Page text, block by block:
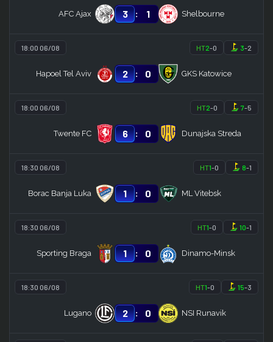
AFC Ajax 3 : 1 Shelbourne
18:00 06/08 HT2-0 3-2
Hapoel Tel Aviv 2 : 0 GKS Katowice
18:00 06/08 HT2-0 7-5
Twente FC 6 : 0 Dunajska Streda
18:30 06/08 HT1-0 8-1
Borac Banja Luka 1 : 0 ML Vitebsk
18:30 06/08 HT1-0 10-1
Sporting Braga 1 : 0 Dinamo-Minsk
18:30 06/08 HT1-0 15-3
Lugano 2 : 0 NSI Runavik